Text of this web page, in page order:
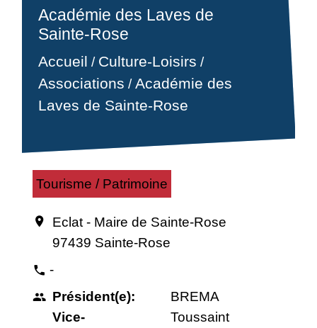
Académie des Laves de
Sainte-Rose
Accueil / Culture-Loisirs /
Associations /Académie des
Laves de Sainte-Rose
Tourisme / Patrimoine
location_on
Eclat - Maire de Sainte-Rose
97439 Sainte-Rose
phone -
people Président(e):
Vice-
BREMA
Toussaint